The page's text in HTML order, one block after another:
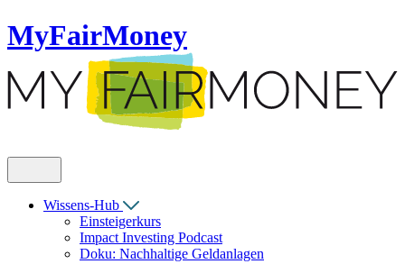
MyFairMoney
Wissens-Hub
Einsteigerkurs
Impact Investing Podcast
Doku: Nachhaltige Geldanlagen